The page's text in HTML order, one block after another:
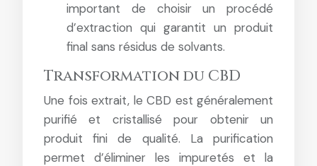
important de choisir un procédé
d’extraction qui garantit un produit
final sans résidus de solvants.
Transformation du CBD
Une fois extrait, le CBD est généralement
purifié et cristallisé pour obtenir un
produit fini de qualité. La purification
permet d’éliminer les impuretés et la